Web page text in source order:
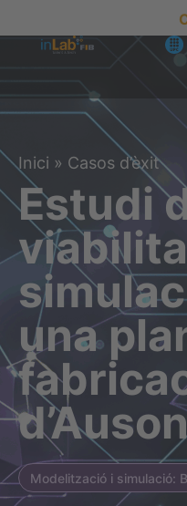
Inici » Casos d’èxit
Estudi
una
Modelització i simulació: